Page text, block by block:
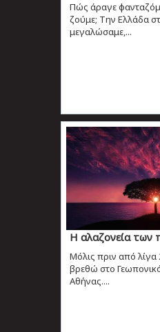
Πώς άραγε
ζούμε; Την Ελλάδα
μεγαλώσαμε,...
Η αλαζονεία των
Μόλις πριν από
βρεθώ στο
Αθήνας....